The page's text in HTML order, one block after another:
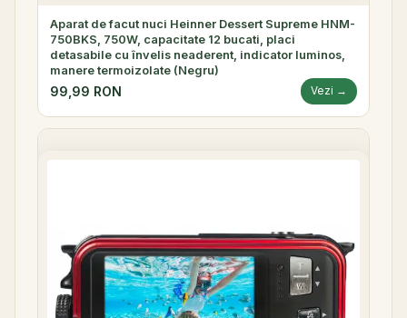
Aparat de facut nuci Heinner Dessert Supreme HNM-
750BKS, 750W, capacitate 12 bucati, placi
detasabile cu învelis neaderent, indicator luminos,
manere termoizolate (Negru)
99,99 RON Vezi →